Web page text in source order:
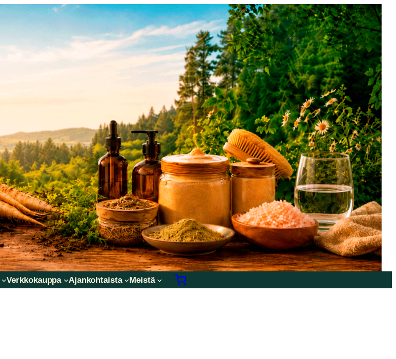
Verkkokauppa Ajankohtaista Meistä